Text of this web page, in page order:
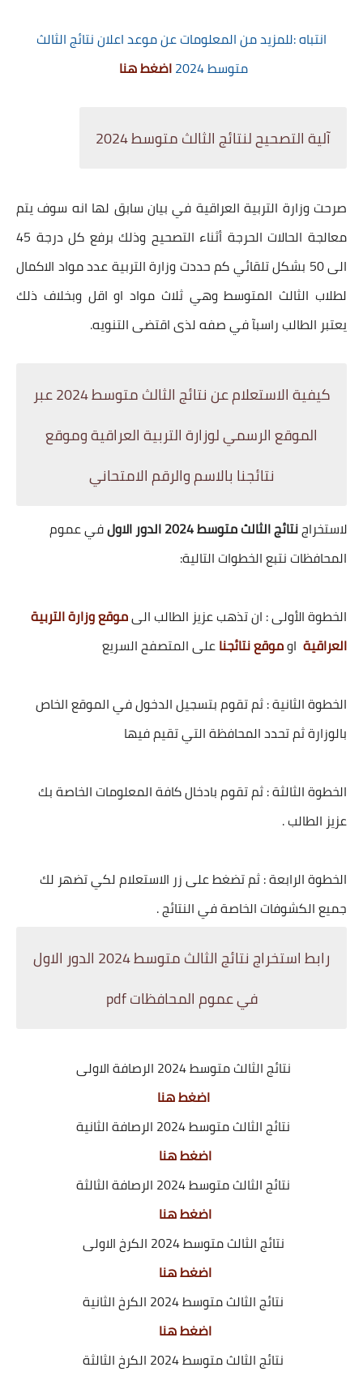
انتباه :للمزيد من المعلومات عن موعد اعلان نتائج الثالث
متوسط 2024
اضغط هنا
آلية التصحيح لنتائج الثالث متوسط 2024
صرحت وزارة التربية العراقية في بيان سابق لها انه سوف يتم
معالجة الحالات الحرجة أثناء التصحيح وذلك برفع كل درجة 45
الى 50 بشكل تلقائي كم حددت وزارة التربية عدد مواد الاكمال
لطلاب الثالث المتوسط وهي ثلاث مواد او اقل وبخلاف ذلك
يعتبر الطالب راسبآ في صفه لذى اقتضى التنويه.
كيفية الاستعلام عن نتائج الثالث متوسط 2024 عبر
الموقع الرسمي لوزارة التربية العراقية وموقع
نتائجنا بالاسم والرقم الامتحاني
لاستخراجنتائج الثالث متوسط 2024 الدور الاول
في عموم
المحافظات نتبع الخطوات التالية:
الخطوة الأولى : ان تذهب عزيز الطالب الىموقع وزارة التربية
العراقية اوموقع نتائجناعلى المتصفح السريع
الخطوة الثانية : ثم تقوم بتسجيل الدخول في الموقع الخاص
بالوزارة ثم تحدد المحافظة التي تقيم فيها
الخطوة الثالثة : ثم تقوم بادخال كافة المعلومات الخاصة بك
عزيز الطالب .
الخطوة الرابعة : ثم تضغط على زر الاستعلام لكي تضهر لك
جميع الكشوفات الخاصة في النتائج .
رابط استخراج نتائج الثالث متوسط 2024 الدور الاول
في عموم المحافظات pdf
نتائج الثالث متوسط 2024 الرصافة الاولى
اضغط هنا
نتائج الثالث متوسط 2024 الرصافة الثانية
اضغط هنا
نتائج الثالث متوسط 2024 الرصافة الثالثة
اضغط هنا
نتائج الثالث متوسط 2024 الكرخ الاولى
اضغط هنا
نتائج الثالث متوسط 2024 الكرخ الثانية
اضغط هنا
نتائج الثالث متوسط 2024 الكرخ الثالثة